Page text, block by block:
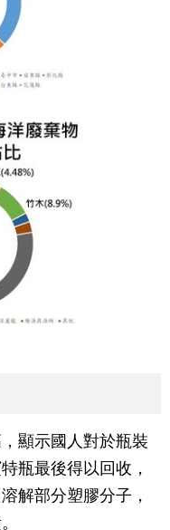
顯示國人對於瓶裝
瓶最後得以回收，
解部分塑膠分子，